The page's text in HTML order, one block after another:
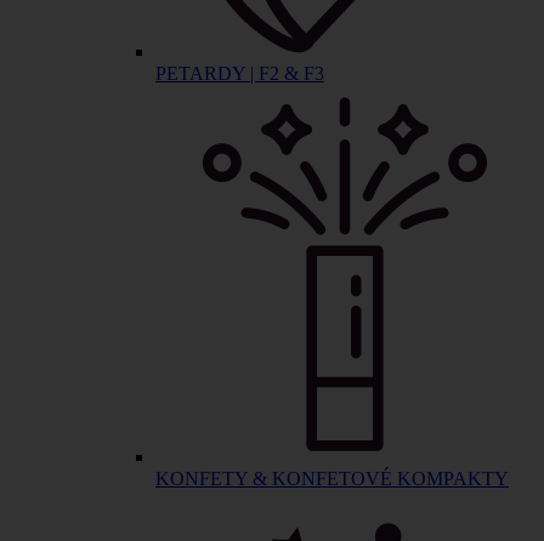
PETARDY | F2 & F3
KONFETY & KONFETOVÉ KOMPAKTY